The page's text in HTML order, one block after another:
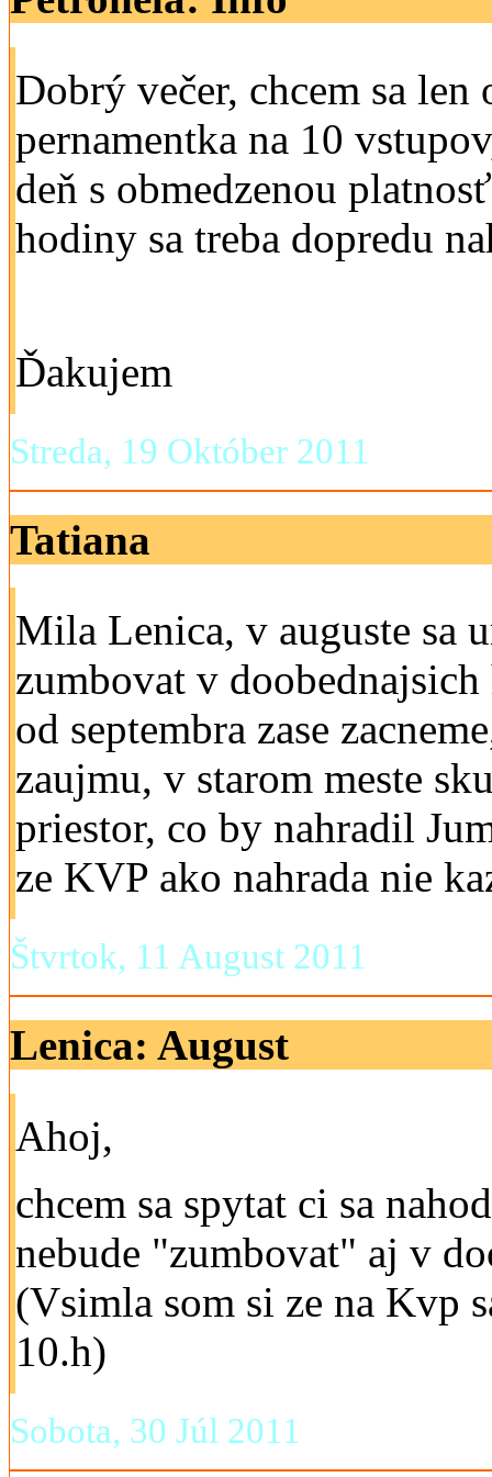
Dobrý večer, chcem sa
pernamentka na 10
deň s obmedzenou
hodiny sa treba dopredu
Ďakujem
Streda, 19 Október 2011
Tatiana
Mila Lenica, v auguste sa
zumbovat v
od septembra zase
zaujmu, v starom meste
priestor, co by nahradil
ze KVP ako nahrada nie
Štvrtok, 11 August 2011
Lenica: August
Ahoj,
chcem sa spytat ci sa
nebude "zumbovat" aj v
(Vsimla som si ze na Kvp
10.h)
Sobota, 30 Júl 2011